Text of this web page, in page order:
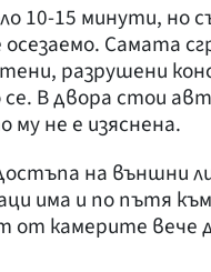
10-15 минути, но
Самата
разрушени
В двора стои
не е изяснена.
на външни
има и по пътя
от камерите вече